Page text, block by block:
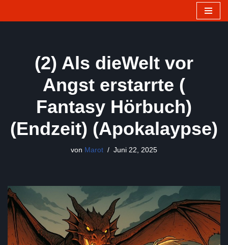
(2) Als dieWelt vor
Angst erstarrte (
Fantasy Hörbuch)
(Endzeit) (Apokalaypse)
von Marot Juni 22, 2025